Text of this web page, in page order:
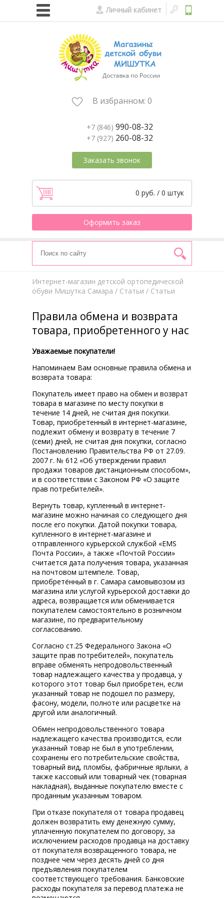
Личный кабинет
В избранном: 0
+7 (846) 990-08-32
+7 (927) 260-08-32
Заказать звонок
0 руб. / 0 штук
Оформить заказ
Интернет-магазин детской ортопедической
обуви Мишутка Самара / Статьи / Статьи
Правила обмена и возврата
товара, приобретенного у нас
Уважаемые покупатели!
Напоминаем Вам основные правила обмена и
возврата товара:
Покупатель имеет право на обмен и возврат
товара в магазине по месту покупки в
течение 14 дней, не считая дня покупки.
Товар, приобретенный в интернет-магазине,
подлежит обмену и возврату в течение 7
(семи) дней, не считая дня покупки, согласно
Постановлению Правительства РФ от 27.09.
2007 г. № 612 «Об утверждении правил
продажи товаров дистанционным способом»,
и в соответствии с Законом РФ «О защите
прав потребителей».
Вернуть товар, купленный в интернет-
магазине можно начиная со следующего дня
после его покупки. Датой покупки товара,
купленного в интернет-магазине и
отправленного курьерской службой «EMS
Почта России», а также «Почтой России»
считается дата получения товара, указанная
на почтовом штемпеле. Товар,
приобретённый в г. Самара самовывозом из
магазина или услугой курьерской доставки до
адреса, возвращается или обменивается
покупателем самостоятельно в розничном
магазине, по предварительному
согласованию.
Согласно ст.25 Федерального Закона «О
защите прав потребителей», покупатель
вправе обменять непродовольственный
товар надлежащего качества у продавца, у
которого этот товар был приобретен, если
указанный товар не подошел по размеру,
фасону, модели, полноте или расцветке на
другой или аналогичный.
Обмен непродовольственного товара
надлежащего качества производится, если
указанный товар не был в употреблении,
сохранены его потребительские свойства,
товарный вид, пломбы, фабричные ярлыки, а
также кассовый или товарный чек (товарная
накладная), выданные покупателю вместе с
проданным указанным товаром.
При отказе покупателя от товара продавец
должен возвратить ему денежную сумму,
уплаченную покупателем по договору, за
исключением расходов продавца на доставку
от покупателя возвращенного товара, не
позднее чем через десять дней со дня
предъявления покупателем
соответствующего требования. Банковские
расходы покупателя за перевод платежа не